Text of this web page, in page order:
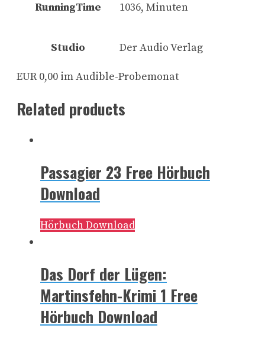
RunningTime 1036, Minuten
Studio Der Audio Verlag
EUR 0,00 im Audible-Probemonat
Related products
Passagier 23 Free Hörbuch
Download
Hörbuch Download
Das Dorf der Lügen:
Martinsfehn-Krimi 1 Free
Hörbuch Download